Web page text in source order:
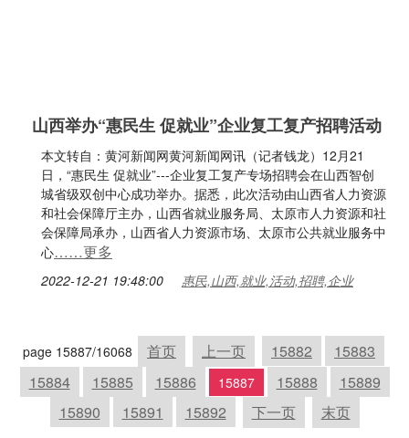
山西举办“惠民生 促就业”企业复工复产招聘活动
本文转自：黄河新闻网黄河新闻网讯（记者钱龙）12月21
日，“惠民生 促就业”---企业复工复产专场招聘会在山西智创
城省级双创中心成功举办。据悉，此次活动由山西省人力资源
和社会保障厅主办，山西省就业服务局、太原市人力资源和社
会保障局承办，山西省人力资源市场、太原市公共就业服务中
心……更多
2022-12-21 19:48:00 惠民,山西,就业,活动,招聘,企业
page 15887/16068 首页 上一页 15882
15883
15884
15885 15886 15887 15888
15889
15890
15891 15892 下一页 末页